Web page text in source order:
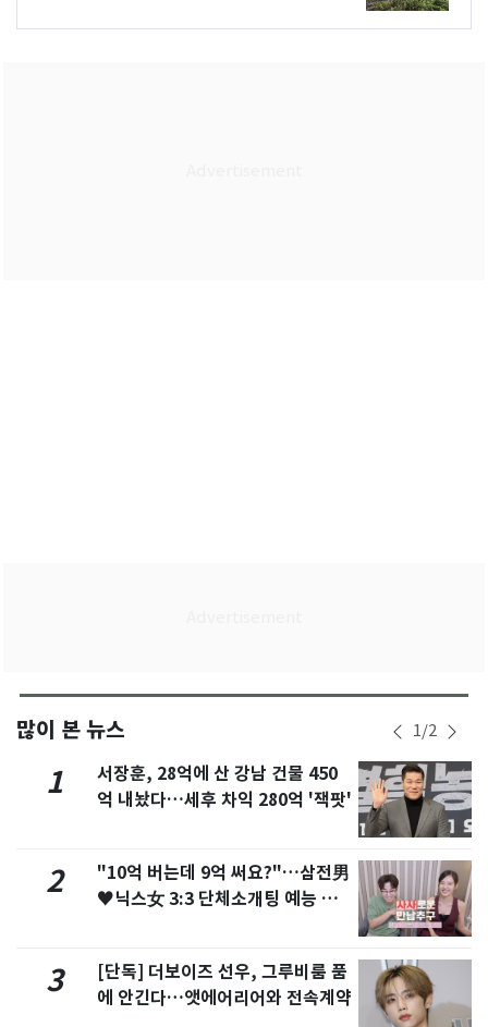
많이 본 뉴스 1/2
1
서장훈, 28억에 산 강남 건물 450
억 내놨다…세후 차익 280억 '잭팟'
2
"10억 버는데 9억 써요?"…삼전男
♥닉스女 3:3 단체소개팅 예능 화
3
[단독] 더보이즈 선우, 그루비룸 품
에 안긴다…앳에어리어와 전속계약